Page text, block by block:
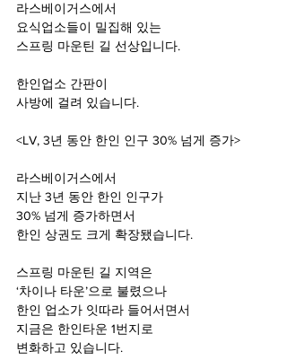
라스베이거스에서
요식업소들이 밀집해 있는
스프링 마운틴 길 선상입니다.
한인업소 간판이
사방에 걸려 있습니다.
<LV, 3년 동안 한인 인구 30% 넘게 증가>
라스베이거스에서
지난 3년 동안 한인 인구가
30% 넘게 증가하면서
한인 상권도 크게 확장됐습니다.
스프링 마운틴 길 지역은
‘차이나 타운’으로 불렸으나
한인 업소가 잇따라 들어서면서
지금은 한인타운 1번지로
변화하고 있습니다.